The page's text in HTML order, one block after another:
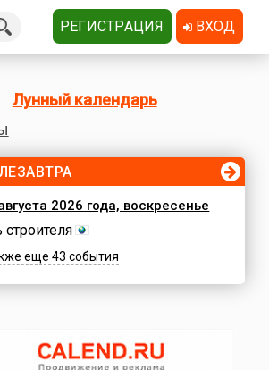
Лунный календарь
2026 года, воскресенье
еще 43 события
РЕГИСТРАЦИЯ ВХОД